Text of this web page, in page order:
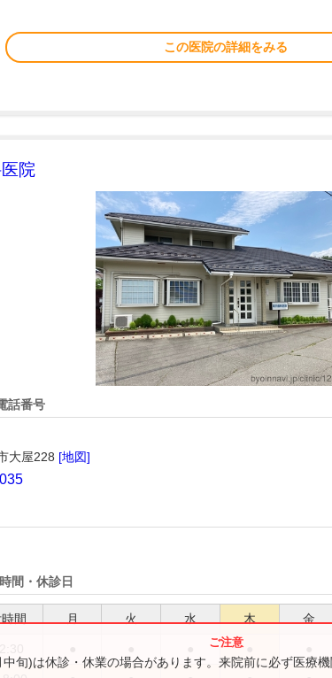
この医院の詳細をみる
院
話番号
大屋228 [地図]
間・休診日
間 月 火 水 木 金
中旬)は休診・休業の場合があります。来院前に必ず医療機